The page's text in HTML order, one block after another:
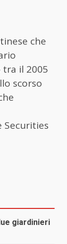
che
tra il 2005
scorso
Securities
giardinieri